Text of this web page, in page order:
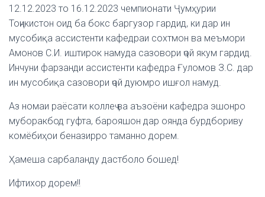
12.12.2023 то 16.12.2023 чемпионати Ҷумҳурии
Тоҷикистон оид ба бокс баргузор гардид, ки дар ин
мусобиқа ассистенти кафедраи сохтмон ва меъмори
Амонов С.И. иштирок намуда сазовори ҷой якум гардид.
Инчуни фарзанди ассистенти кафедра Ғуломов З.С. дар
ин мусобиқа сазовори ҷой дуюмро ишғол намуд.
Аз номаи раёсати коллеҷ ва аъзоёни кафедра эшонро
муборакбод гуфта, барояшон дар оянда бурдбориву
комёбиҳои беназирро таманно дорем.
Ҳамеша сарбаланду дастболо бошед!
Ифтихор дорем!!